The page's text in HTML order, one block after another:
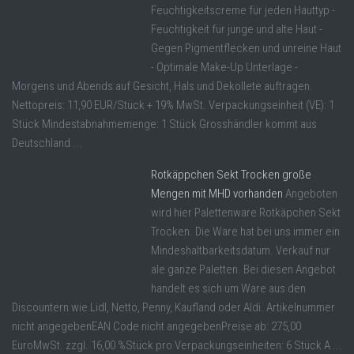
Feuchtigkeitscreme für jeden Hauttyp -
Feuchtigkeit für junge und alte Haut -
Gegen Pigmentflecken und unreine Haut
- Optimale Make-Up Unterlage -
Morgens und Abends auf Gesicht, Hals und Dekollete auftragen.
Nettopreis: 11,90 EUR/Stück + 19% MwSt. Verpackungseinheit (VE): 1
Stück Mindestabnahmemenge: 1 Stück Grosshändler kommt aus
Deutschland ...
Rotkäppchen Sekt Trocken große
Mengen mit MHD vorhanden Angeboten
wird hier Palettenware Rotkäpchen Sekt
Trocken. Die Ware hat bei uns immer ein
Mindeshaltbarkeitsdatum. Verkauf nur
ale ganze Paletten. Bei diesen Angebot
handelt es sich um Ware aus den
Discountern wie Lidl, Netto, Penny, Kaufland oder Aldi. Artikelnummer
nicht angegebenEAN Code nicht angegebenPreise ab: 275,00
EuroMwSt. zzgl. 16,00 %Stück pro Verpackungseinheiten: 6 Stück A ...